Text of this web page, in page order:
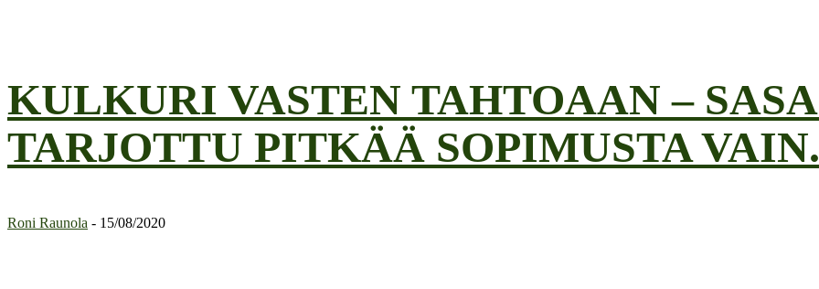
KULKURI VASTEN TAHTOAAN –
TARJOTTU PITKÄÄ SOPIMUSTA
Roni Raunola - 15/08/2020